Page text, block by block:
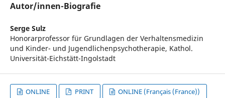
Autor/innen-Biografie
Serge Sulz
Honorarprofessor für Grundlagen der Verhaltensmedizin
und Kinder- und Jugendlichenpsychotherapie, Kathol.
Universität-Eichstätt-Ingolstadt
ONLINE PRINT
ONLINE (Français (France))